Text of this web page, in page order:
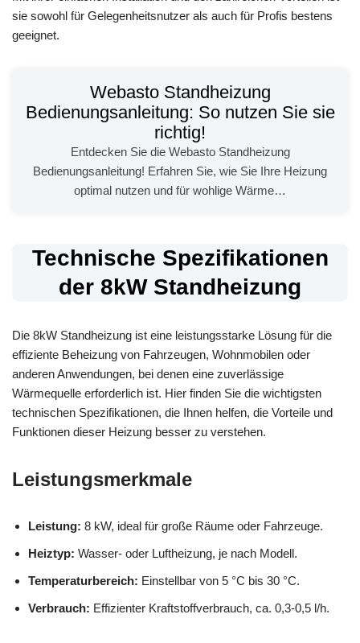
sie sowohl für Gelegenheitsnutzer als auch für Profis bestens
geeignet.
Webasto Standheizung
Bedienungsanleitung: So nutzen Sie sie
richtig!
Entdecken Sie die Webasto Standheizung
Bedienungsanleitung! Erfahren Sie, wie Sie Ihre Heizung
optimal nutzen und für wohlige Wärme…
Technische Spezifikationen
der 8kW Standheizung
Die 8kW Standheizung ist eine leistungsstarke Lösung für die
effiziente Beheizung von Fahrzeugen, Wohnmobilen oder
anderen Anwendungen, bei denen eine zuverlässige
Wärmequelle erforderlich ist. Hier finden Sie die wichtigsten
technischen Spezifikationen, die Ihnen helfen, die Vorteile und
Funktionen dieser Heizung besser zu verstehen.
Leistungsmerkmale
Leistung: 8 kW, ideal für große Räume oder Fahrzeuge.
Heiztyp: Wasser- oder Luftheizung, je nach Modell.
Temperaturbereich: Einstellbar von 5 °C bis 30 °C.
Verbrauch: Effizienter Kraftstoffverbrauch, ca. 0,3-0,5 l/h.